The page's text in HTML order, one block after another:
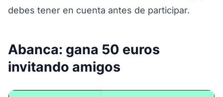
debes tener en cuenta antes de participar.
Abanca: gana 50 euros
invitando amigos